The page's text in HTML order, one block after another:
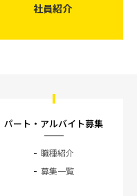
社員紹介
パート・アルバイト募集
職種紹介
募集一覧